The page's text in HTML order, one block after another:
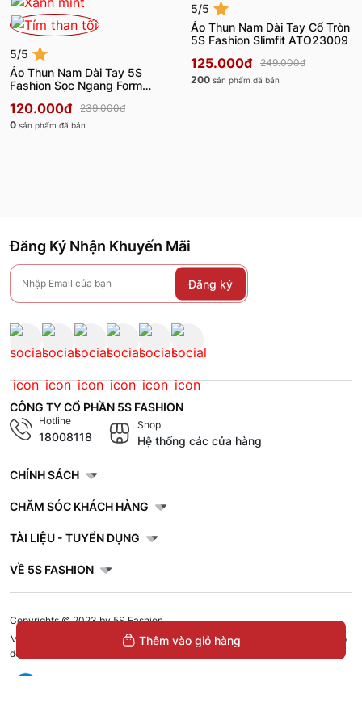
5/5
Áo Thun Nam Dài Tay 5S
Fashion Sọc Ngang Form
120.000đ
239.000đ
0 sản phẩm đã bán
5/5
Áo Thun Nam Dài Tay Cổ Tròn
5S Fashion Slimfit ATO23009
125.000đ
249.000đ
200 sản phẩm đã bán
Thêm vào giỏ hàng
Đăng Ký Nhận Khuyến Mãi
Đăng ký
CÔNG TY CỔ PHẦN 5S FASHION
Hotline
18008118
Shop
Hệ thống các cửa hàng
CHÍNH SÁCH
CHĂM SÓC KHÁCH HÀNG
TÀI LIỆU - TUYỂN DỤNG
VỀ 5S FASHION
Copyrights © 2023 by 5S Fashion.
Mã số doanh nghiệp: 1001256327. Giấy chứng nhận đăng ký doanh nghiệp
do Sở Kế Hoạch và Đầu Tư Tỉnh Thái Bình cấp lần đầu ngày 30/11/2022.